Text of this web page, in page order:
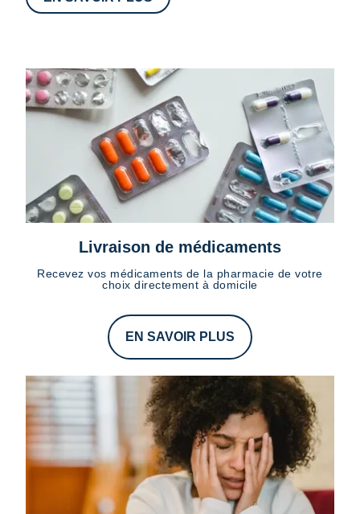
Livraison de médicaments
Recevez vos médicaments de la pharmacie de votre
choix directement à domicile
EN SAVOIR PLUS